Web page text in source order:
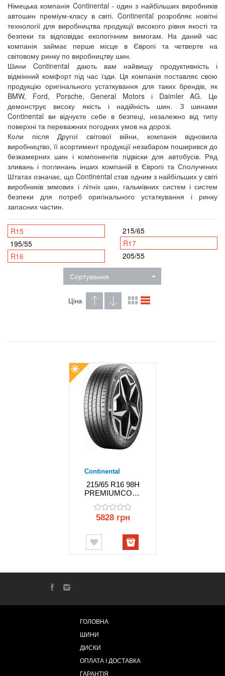
Німецька компанія Continental - один з найбільших виробників
автошин преміум-класу в світі. Continental розробляє новітні
технології для виробництва продукції високого рівня якості та
безпеки та відповідає екологічним вимогам. На даний час
компанія займає перше місце в Європі та четверте на
світовому ринку по виробництву шин.
Шини Continental дають вам найвищу продуктивність і
відмінний комфорт під час їзди. Ця компанія поставляє свою
продукцію оригінального устаткування для таких брендів, як
BMW, Ford, Porsche, General Motors і Daimler AG. Це
демонструє високу якість і надійність шин. З шинами
Continental ви відчуєте себе в безпеці, незалежно від типу
поверхні та переважних погодних умов на дорозі.
Коли після Другої світової війни, компанія відновила
виробництво, її асортимент продукції незабаром поширився до
безкамерних шин і компонентів підвіски для автобусів. Ряд
зливань і поглинань інших компаній в Європі та Сполучених
Штатах означає, що Continental став одним з найбільших у світі
виробників зимових і літніх шин, гальмівних систем і систем
безпеки для потреб оригінального устаткування і ринку
запасних частин.
R15
195/55
R16
215/65
R17
205/55
Сортування
Ціна
Continental
215/65 R16 98H
PREMIUMCONTACT
6
CONTINENTAL
5828 грн
ГОЛОВНА
ШИНИ
ДИСКИ
ОПЛАТА І ДОСТАВКА
ГАРАНТІЯ